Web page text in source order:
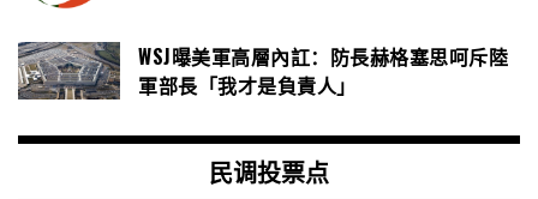
WSJ曝美軍高層內訌：防長赫格塞思呵斥陸
軍部長「我才是負責人」
民调投票点